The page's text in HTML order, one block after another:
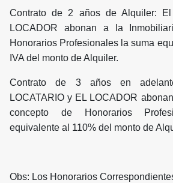
Contrato de 2 años de Alquiler:
LOCADOR abonan a la
Honorarios Profesionales la suma
IVA del monto de Alquiler.
Contrato de 3 años en
LOCATARIO y EL LOCADOR
concepto de Honorarios
equivalente al 110% del monto de
Obs: Los Honorarios